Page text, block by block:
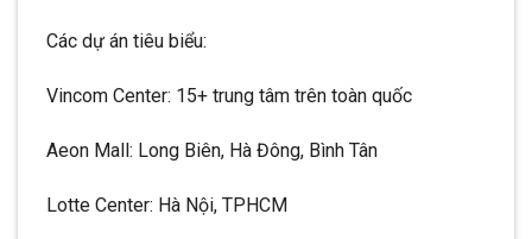
Các dự án tiêu biểu:
Vincom Center: 15+ trung tâm trên toàn quốc
Aeon Mall: Long Biên, Hà Đông, Bình Tân
Lotte Center: Hà Nội, TPHCM